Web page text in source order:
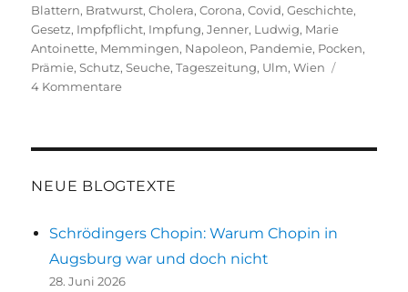
am
Blattern, Bratwurst,Cholera,Corona,Covid,Geschichte,
Gesetz, Impfpflicht, Impfung,Jenner, Ludwig, Marie
Antoinette, Memmingen, Napoleon, Pandemie, Pocken,
Prämie,Schutz,Seuche,Tageszeitung, Ulm,Wien
4 Kommentarezu
Impfung
kam
NEUE BLOGTEXTE
Schrödingers Chopin: Warum Chopin in
Augsburg war und doch nicht
28. Juni 2026